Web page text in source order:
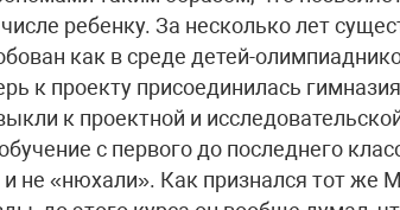
ребенку. За несколько лет
как в среде детей-
к проекту присоединилась
к проектной и
с первого до последнего
не «нюхали». Как признался тот же